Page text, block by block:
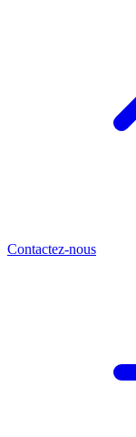
Contactez-nous